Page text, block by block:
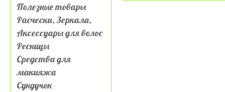
Полезные товары
Расчески, Зеркала,
Аксессуары для волос
Ресницы
Средства для
макияжа
Сундучок